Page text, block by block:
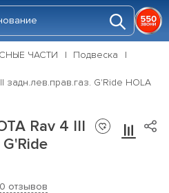
ЧАСТИ
Подвеска
задн.лев.прав.газ. G'Ride HOLA
Rav 4 III
0 отзывов